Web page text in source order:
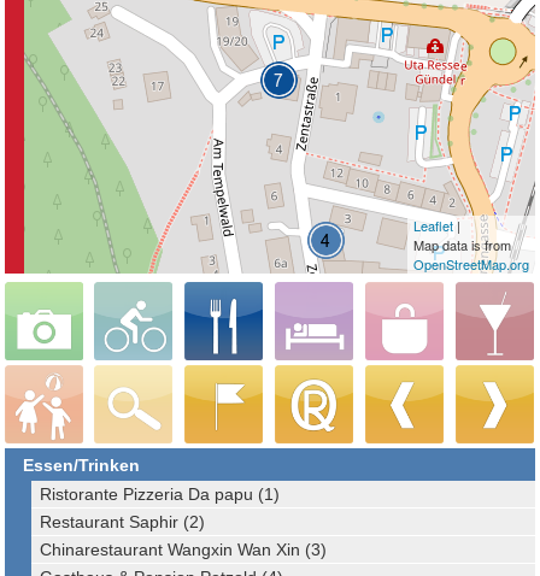
Leaflet|
Map data is from
OpenStreetMap.org
Essen/Trinken
Ristorante Pizzeria Da papu (1)
Restaurant Saphir (2)
Chinarestaurant Wangxin Wan Xin (3)